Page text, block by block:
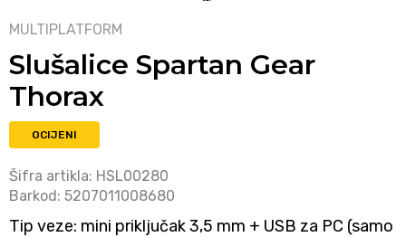
MULTIPLATFORM
Slušalice Spartan Gear
Thorax
OCIJENI
Šifra artikla: HSL00280
Barkod: 5207011008680
Tip veze: mini priključak 3,5 mm + USB za PC (samo